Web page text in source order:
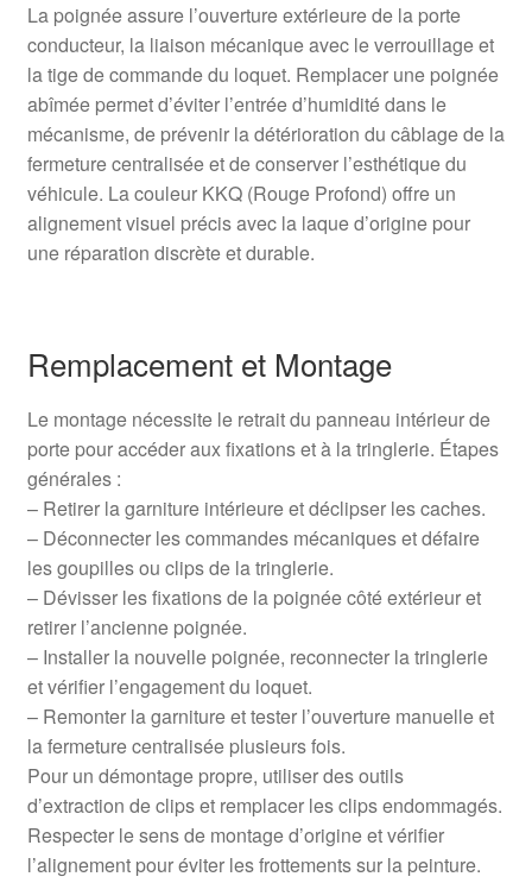
La poignée assure l’ouverture extérieure de la porte
conducteur, la liaison mécanique avec le verrouillage et
la tige de commande du loquet. Remplacer une poignée
abîmée permet d’éviter l’entrée d’humidité dans le
mécanisme, de prévenir la détérioration du câblage de la
fermeture centralisée et de conserver l’esthétique du
véhicule. La couleur KKQ (Rouge Profond) offre un
alignement visuel précis avec la laque d’origine pour
une réparation discrète et durable.
Remplacement et Montage
Le montage nécessite le retrait du panneau intérieur de
porte pour accéder aux fixations et à la tringlerie. Étapes
générales :
– Retirer la garniture intérieure et déclipser les caches.
– Déconnecter les commandes mécaniques et défaire
les goupilles ou clips de la tringlerie.
– Dévisser les fixations de la poignée côté extérieur et
retirer l’ancienne poignée.
– Installer la nouvelle poignée, reconnecter la tringlerie
et vérifier l’engagement du loquet.
– Remonter la garniture et tester l’ouverture manuelle et
la fermeture centralisée plusieurs fois.
Pour un démontage propre, utiliser des outils
d’extraction de clips et remplacer les clips endommagés.
Respecter le sens de montage d’origine et vérifier
l’alignement pour éviter les frottements sur la peinture.